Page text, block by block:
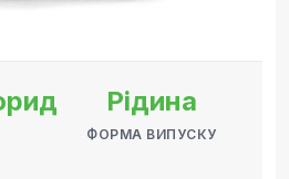
Рідина
ФОРМА ВИПУСКУ